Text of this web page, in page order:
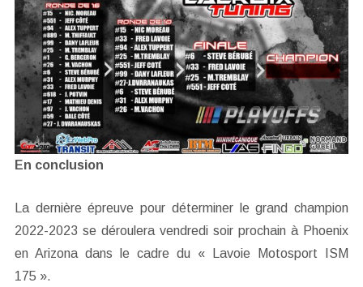
En conclusion
La dernière épreuve pour déterminer le grand champion
2022-2023 se déroulera vendredi soir prochain à Phoenix
en Arizona dans le cadre du « Lavoie Motosport ISM
175 ».